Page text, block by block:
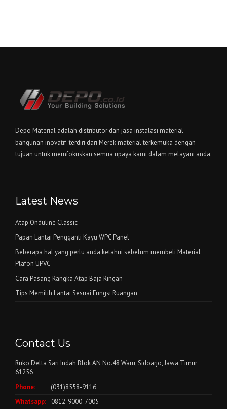
Depo Material adalah distributor dan jasa instalasi material
bangunan inovatif. terdiri dari Merek material terkemuka dengan
tujuan untuk memfokuskan semua upaya kami dalam melayani anda.
Latest News
Atap Onduline Classic
Papan Lantai Pengganti Kayu WPC Panel
Beberapa hal yang perlu anda ketahui sebelum membeli Material
Plafon UPVC
Cara Pasang Rangka Atap Baja Ringan
Tips Memilih Lantai Sesuai Fungsi Ruangan
Contact Us
Ruko Delta Sari Indah Blok AN No.48 Waru, Sidoarjo, Jawa Timur
61256
Phone:
(031)8558-9116
Whatsapp:
0812-9000-7005